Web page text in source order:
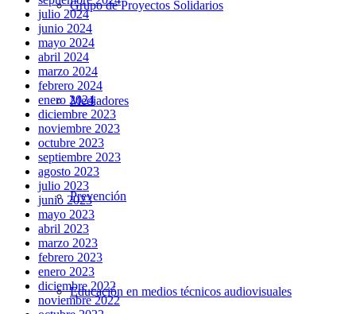
Grupo de Proyectos Solidarios
Mediadores
Prevención
Educación en medios técnicos audiovisuales
julio 2024
junio 2024
mayo 2024
abril 2024
marzo 2024
febrero 2024
enero 2024
diciembre 2023
noviembre 2023
octubre 2023
septiembre 2023
agosto 2023
julio 2023
junio 2023
mayo 2023
abril 2023
marzo 2023
febrero 2023
enero 2023
diciembre 2022
noviembre 2022